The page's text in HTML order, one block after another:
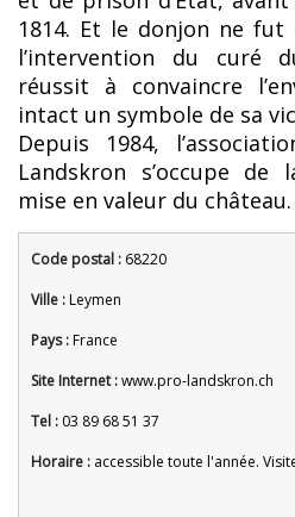
1814. Et le donjon ne fut
l’intervention du curé
réussit à convaincre
intact un symbole de sa
Depuis 1984,
Landskron s’occupe
mise en valeur du château.
Code postal : 68220
Ville :Leymen
Pays :France
Site Internet :www.pro-landskron.ch
Tel : 03 89 68 51 37
Horaire : accessible toute l'année.